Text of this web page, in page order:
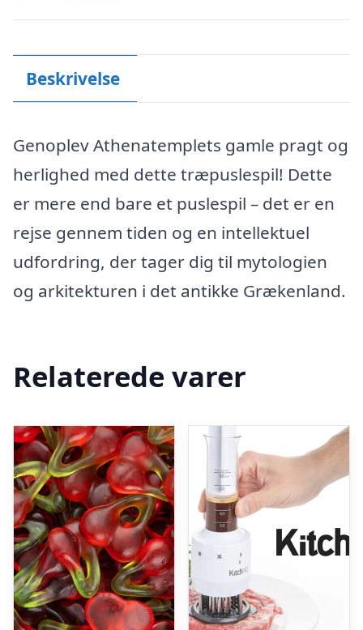
Beskrivelse
Genoplev Athenatemplets gamle pragt og
herlighed med dette træpuslespil! Dette
er mere end bare et puslespil – det er en
rejse gennem tiden og en intellektuel
udfordring, der tager dig til mytologien
og arkitekturen i det antikke Grækenland.
Relaterede varer